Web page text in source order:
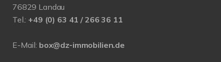
76829 Landau
Tel.: +49 (0) 63 41 / 266 36 11
E-Mail: box@dz-immobilien.de